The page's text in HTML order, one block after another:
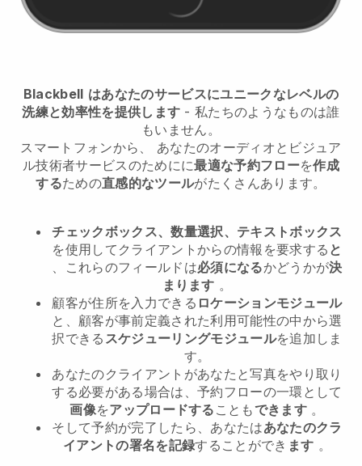
Blackbell はあなたのサービスにユニークなレベルの
洗練と効率性を提供します - 私たちのようなものは誰
もいません。
スマートフォンから、 あなたのオーディオとビジュア
ル技術者サービスのためにに最適な予約フローを作成
するための直感的なツールがたくさんあります。
チェックボックス、数量選択、テキストボックス
を使用してクライアントからの情報を要求する と
、これらのフィールドは必須になるかどうかが決
まります 。
顧客が住所を入力できる ロケーションモジュール
と、顧客が事前定義された利用可能性の中から選
択できる スケジューリングモジュールを追加しま
す。
あなたのクライアントがあなたと写真をやり取り
する必要がある場合は、予約フローの一環として
画像をアップロードする こともできます 。
そして予約が完了したら、あなたはあなたのクラ
イアントの署名を記録することができ ます 。